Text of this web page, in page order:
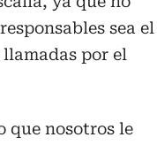
sea el
llamadas por el
que nosotros le